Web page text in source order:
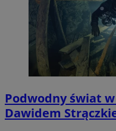
Podwodny świat
Dawidem